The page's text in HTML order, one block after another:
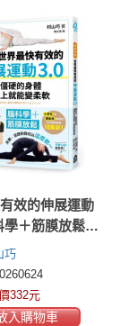
效的伸展運動
學＋筋膜放鬆，
馬上就能變柔
巧
332元
入購物車